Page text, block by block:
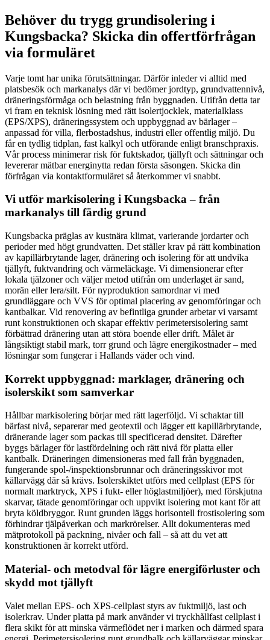
Behöver du trygg grundisolering i
Kungsbacka? Skicka din offertförfrågan
via formuläret
Varje tomt har unika förutsättningar. Därför inleder vi alltid med
platsbesök och markanalys där vi bedömer jordtyp, grundvattennivå,
dräneringsförmåga och belastning från byggnaden. Utifrån detta tar
vi fram en teknisk lösning med rätt isolertjocklek, materialklass
(EPS/XPS), dräneringssystem och uppbyggnad av bärlager –
anpassad för villa, flerbostadshus, industri eller offentlig miljö. Du
får en tydlig tidplan, fast kalkyl och utförande enligt branschpraxis.
Vår process minimerar risk för fuktskador, tjällyft och sättningar och
levererar mätbar energinytta redan första säsongen. Skicka din
förfrågan via kontaktformuläret så återkommer vi snabbt.
Vi utför markisolering i Kungsbacka – från
markanalys till färdig grund
Kungsbacka präglas av kustnära klimat, varierande jordarter och
perioder med högt grundvatten. Det ställer krav på rätt kombination
av kapillärbrytande lager, dränering och isolering för att undvika
tjällyft, fuktvandring och värmeläckage. Vi dimensionerar efter
lokala tjälzoner och väljer metod utifrån om underlaget är sand,
morän eller lera/silt. För nyproduktion samordnar vi med
grundläggare och VVS för optimal placering av genomföringar och
kantbalkar. Vid renovering av befintliga grunder arbetar vi varsamt
runt konstruktionen och skapar effektiv perimetersisolering samt
förbättrad dränering utan att störa boende eller drift. Målet är
långsiktigt stabil mark, torr grund och lägre energikostnader – med
lösningar som fungerar i Hallands väder och vind.
Korrekt uppbyggnad: marklager, dränering och
isolerskikt som samverkar
Hållbar markisolering börjar med rätt lagerföljd. Vi schaktar till
bärfast nivå, separerar med geotextil och lägger ett kapillärbrytande,
dränerande lager som packas till specificerad densitet. Därefter
byggs bärlager för lastfördelning och rätt nivå för platta eller
kantbalk. Dräneringen dimensioneras med fall från byggnaden,
fungerande spol-/inspektionsbrunnar och dräneringsskivor mot
källarvägg där så krävs. Isolerskiktet utförs med cellplast (EPS för
normalt marktryck, XPS i fukt- eller höglastmiljöer), med förskjutna
skarvar, tätade genomföringar och uppvikt isolering mot kant för att
bryta köldbryggor. Runt grunden läggs horisontell frostisolering som
förhindrar tjälpåverkan och markrörelser. Allt dokumenteras med
mätprotokoll på packning, nivåer och fall – så att du vet att
konstruktionen är korrekt utförd.
Material- och metodval för lägre energiförluster och
skydd mot tjällyft
Valet mellan EPS- och XPS-cellplast styrs av fuktmiljö, last och
isolerkrav. Under platta på mark använder vi tryckhållfast cellplast i
flera skikt för att minska värmeflödet ner i marken och därmed spara